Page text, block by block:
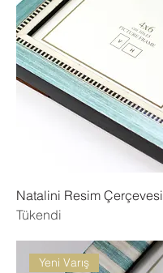
Natalini Resim Çerçevesi
Tükendi
Yeni Varış